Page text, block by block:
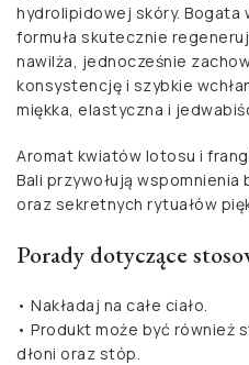
hydrolipidowej skóry. Bogata
formuła skutecznie
nawilża, jednocześnie
konsystencję i szybkie
miękka, elastyczna i
Aromat kwiatów lotosu i
Bali przywołują
oraz sekretnych rytuałów
Porady dotyczące
• Nakładaj na całe ciało.
• Produkt może być również
dłoni oraz stóp.